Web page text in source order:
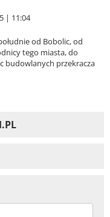
| 11:04
od Bobolic, od
tego miasta, do
budowlanych przekracza